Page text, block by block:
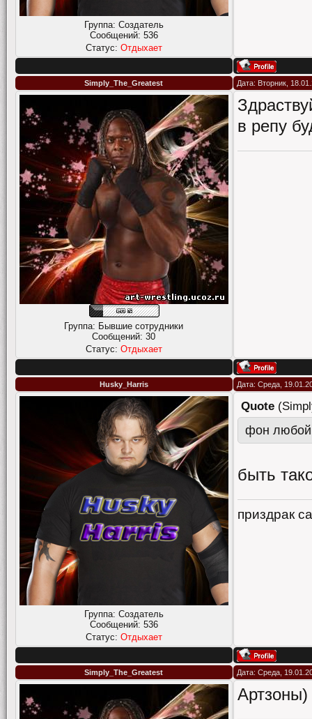
Группа: Создатель
Сообщений: 536
Статус: Отдыхает
Simply_The_Greatest Дата: Вторник,
Группа: Бывшие сотрудники
Сообщений:30
Статус: Отдыхает
в репу
Husky_Harris Дата: Среда,
Группа: Создатель
Сообщений: 536
Статус: Отдыхает
Quote (
фон
быть
приздрак
Simply_The_Greatest Дата: Среда,
Артзоны)